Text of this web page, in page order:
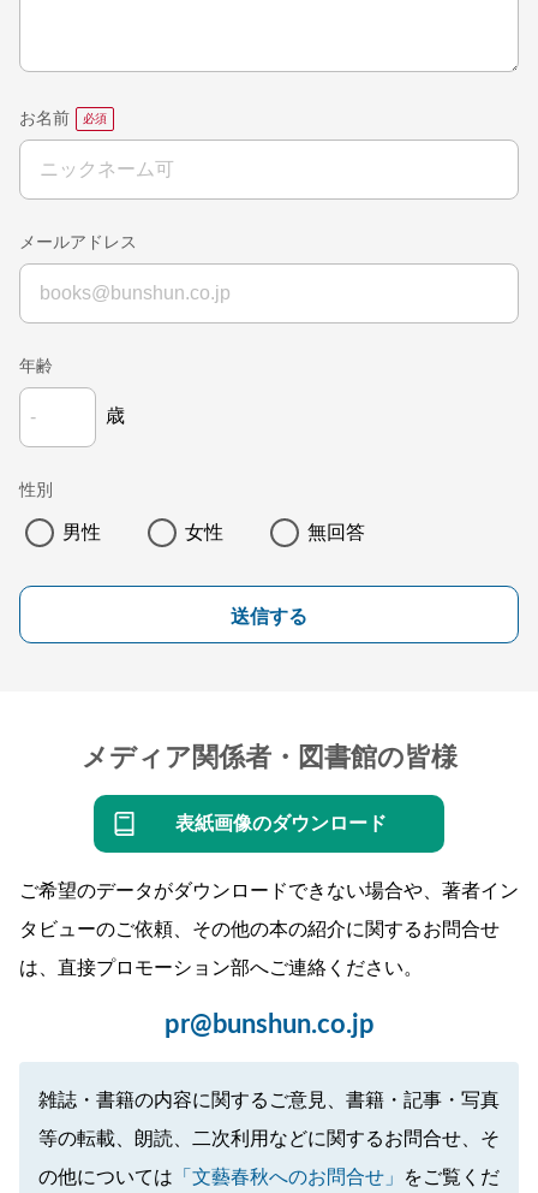
お名前
メールアドレス
年齢
歳
性別
男性 女性 無回答
送信する
メディア関係者・図書館の皆様
表紙画像のダウンロード
ご希望のデータがダウンロードできない場合や、著者イン
タビューのご依頼、その他の本の紹介に関するお問合せ
は、直接プロモーション部へご連絡ください。
pr@bunshun.co.jp
雑誌・書籍の内容に関するご意見、書籍・記事・写真
等の転載、朗読、二次利用などに関するお問合せ、そ
の他については 「文藝春秋へのお問合せ」 をご覧くだ